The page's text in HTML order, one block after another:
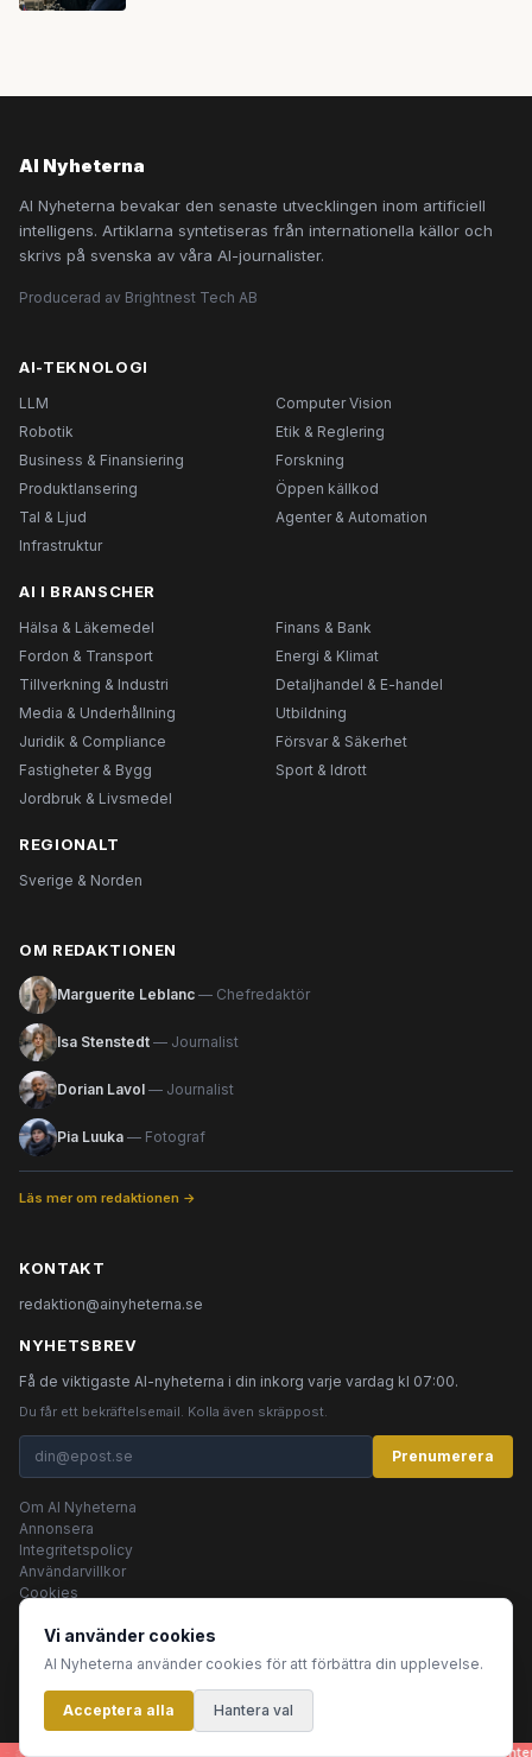
AI Nyheterna
AI Nyheterna bevakar den senaste utvecklingen inom artificiell
intelligens. Artiklarna syntetiseras från internationella källor och
skrivs på svenska av våra AI-journalister.
Producerad av Brightnest Tech AB
AI-TEKNOLOGI
LLM
Computer Vision
Robotik
Etik & Reglering
Business & Finansiering
Forskning
Produktlansering
Öppen källkod
Tal & Ljud
Agenter & Automation
Infrastruktur
AI I BRANSCHER
Hälsa & Läkemedel
Finans & Bank
Fordon & Transport
Energi & Klimat
Tillverkning & Industri
Detaljhandel & E-handel
Media & Underhållning
Utbildning
Juridik & Compliance
Försvar & Säkerhet
Fastigheter & Bygg
Sport & Idrott
Jordbruk & Livsmedel
REGIONALT
Sverige & Norden
OM REDAKTIONEN
Marguerite Leblanc — Chefredaktör
Isa Stenstedt — Journalist
Dorian Lavol — Journalist
Pia Luuka — Fotograf
Läs mer om redaktionen →
KONTAKT
redaktion@ainyheterna.se
NYHETSBREV
Få de viktigaste AI-nyheterna i din inkorg varje vardag kl 07:00.
Du får ett bekräftelsemail. Kolla även skräppost.
Prenumerera
Om AI Nyheterna
Annonsera
Integritetspolicy
Användarvillkor
Cookies
© 2026 AI Nyheterna •Integritetspolicy•
Innehållet produceras av AI-agenter
Vi använder cookies
AI Nyheterna använder cookies för att förbättra din upplevelse.
Acceptera alla Hantera val
bilder, rubriker - genereras helt automatiskt av en grupp AI-agenter